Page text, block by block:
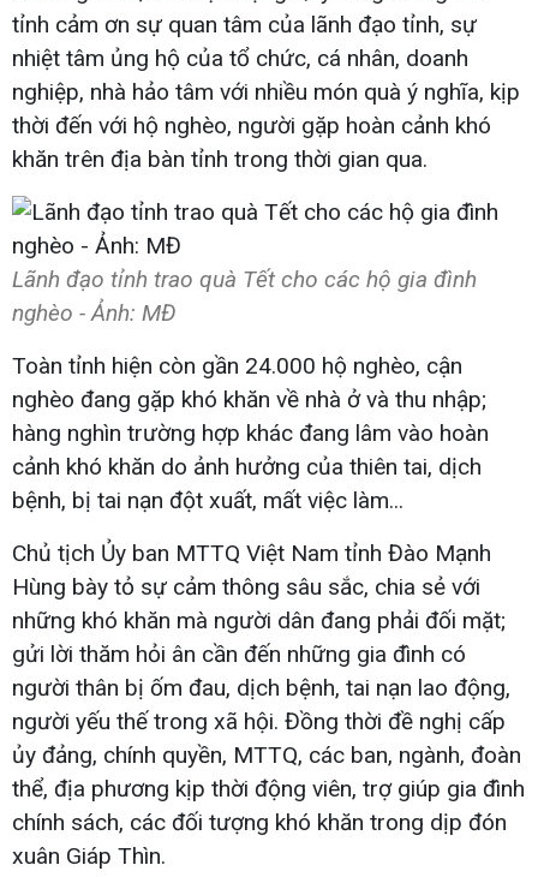
tỉnh cảm ơn sự quan tâm của lãnh đạo tỉnh, sự
nhiệt tâm ủng hộ của tổ chức, cá nhân, doanh
nghiệp, nhà hảo tâm với nhiều món quà ý nghĩa, kịp
thời đến với hộ nghèo, người gặp hoàn cảnh khó
khăn trên địa bàn tỉnh trong thời gian qua.
Lãnh đạo tỉnh trao quà Tết cho các hộ gia đình
nghèo - Ảnh: MĐ
Toàn tỉnh hiện còn gần 24.000 hộ nghèo, cận
nghèo đang gặp khó khăn về nhà ở và thu nhập;
hàng nghìn trường hợp khác đang lâm vào hoàn
cảnh khó khăn do ảnh hưởng của thiên tai, dịch
bệnh, bị tai nạn đột xuất, mất việc làm...
Chủ tịch Ủy ban MTTQ Việt Nam tỉnh Đào Mạnh
Hùng bày tỏ sự cảm thông sâu sắc, chia sẻ với
những khó khăn mà người dân đang phải đối mặt;
gửi lời thăm hỏi ân cần đến những gia đình có
người thân bị ốm đau, dịch bệnh, tai nạn lao động,
người yếu thế trong xã hội. Đồng thời đề nghị cấp
ủy đảng, chính quyền, MTTQ, các ban, ngành, đoàn
thể, địa phương kịp thời động viên, trợ giúp gia đình
chính sách, các đối tượng khó khăn trong dịp đón
xuân Giáp Thìn.